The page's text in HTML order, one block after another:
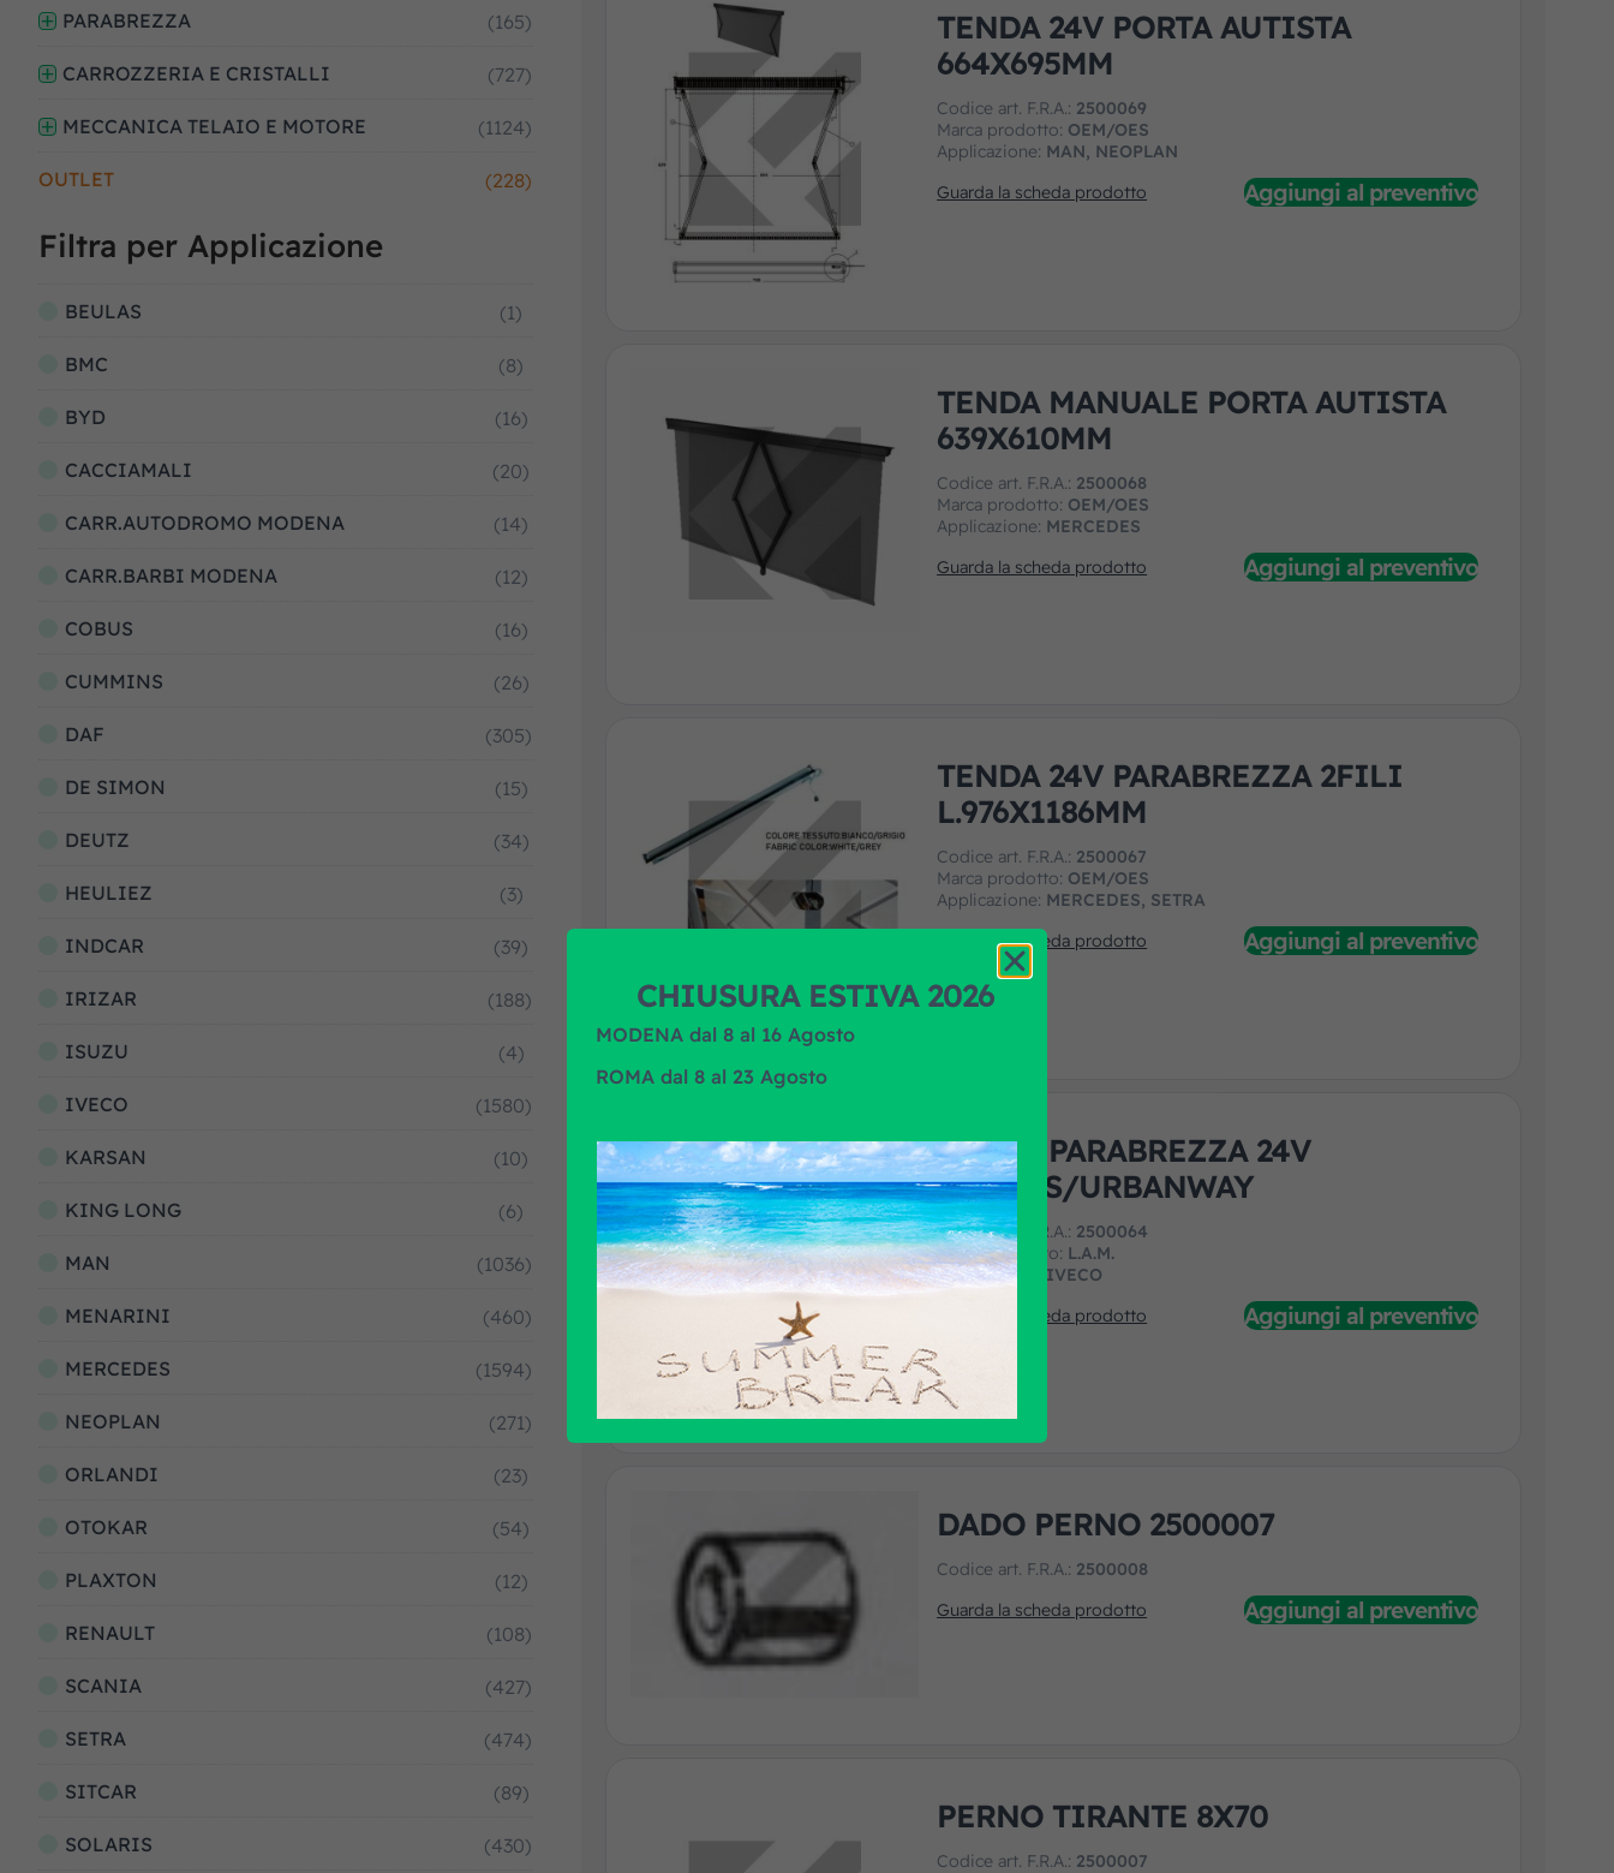
PARABREZZA (165)
CARROZZERIA E CRISTALLI (727)
MECCANICA TELAIO E MOTORE (1124)
OUTLET (228)
Filtra per Applicazione
BEULAS (1)
BMC (8)
BYD (16)
CACCIAMALI (20)
CARR.AUTODROMO MODENA (14)
CARR.BARBI MODENA (12)
COBUS (16)
CUMMINS (26)
DAF (305)
DE SIMON (15)
DEUTZ (34)
HEULIEZ (3)
INDCAR (39)
IRIZAR (188)
ISUZU (4)
IVECO (1580)
KARSAN (10)
KING LONG (6)
MAN (1036)
MENARINI (460)
MERCEDES (1594)
NEOPLAN (271)
ORLANDI (23)
OTOKAR (54)
PLAXTON (12)
RENAULT (108)
SCANIA (427)
SETRA (474)
SITCAR (89)
SOLARIS (430)
TENDA 24V PORTA AUTISTA
664X695MM
Codice art. F.R.A.: 2500069
Marca prodotto: OEM/OES
Applicazione: MAN, NEOPLAN
Guarda la scheda prodotto
Aggiungi al preventivo
TENDA MANUALE PORTA AUTISTA
639X610MM
Codice art. F.R.A.: 2500068
Marca prodotto: OEM/OES
Applicazione: MERCEDES
Guarda la scheda prodotto
Aggiungi al preventivo
TENDA 24V PARABREZZA 2FILI
L.976X1186MM
Codice art. F.R.A.: 2500067
Marca prodotto: OEM/OES
Applicazione: MERCEDES, SETRA
Guarda la scheda prodotto
Aggiungi al preventivo
TENDA PARABREZZA 24V
CITELIS/URBANWAY
Codice art. F.R.A.: 2500064
Marca prodotto: L.A.M.
Applicazione: IVECO
Guarda la scheda prodotto
Aggiungi al preventivo
DADO PERNO 2500007
Codice art. F.R.A.: 2500008
Guarda la scheda prodotto
Aggiungi al preventivo
PERNO TIRANTE 8X70
Codice art. F.R.A.: 2500007
CHIUSURA ESTIVA 2026
MODENA dal 8 al 16 Agosto
ROMA dal 8 al 23 Agosto